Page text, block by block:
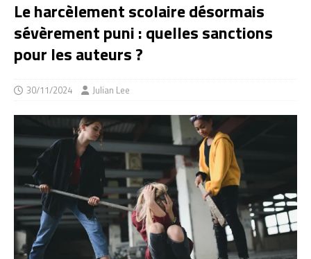
Le harcèlement scolaire désormais
sévèrement puni : quelles sanctions
pour les auteurs ?
30/11/2024 Julian Lee